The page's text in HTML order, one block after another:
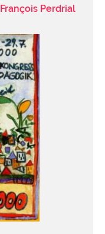
François Perdrial